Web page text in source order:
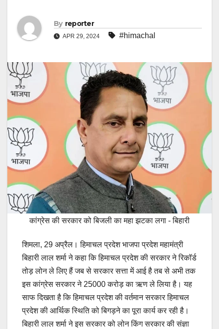
By reporter
APR 29, 2024 #himachal
कांग्रेस की सरकार को बिजली का महा झटका लगा - बिहारी
शिमला, 29 अप्रैल। हिमाचल प्रदेश भाजपा प्रदेश महामंत्री
बिहारी लाल शर्मा ने कहा कि हिमाचल प्रदेश की सरकार ने रिकॉर्ड
तोड़ लोन ले लिए हैं जब से सरकार सत्ता में आई है तब से अभी तक
इस कांग्रेस सरकार ने 25000 करोड़ का ऋण ले लिया है। यह
साफ दिखता है कि हिमाचल प्रदेश की वर्तमान सरकार हिमाचल
प्रदेश की आर्थिक स्थिति को बिगड़ने का पूरा कार्य कर रही है।
बिहारी लाल शर्मा ने इस सरकार को लोन किंग सरकार की संज्ञा